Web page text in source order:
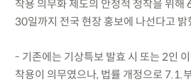
착용 의무화 제도의 안정적 정착을 위해
30일까지 전국 현장 홍보에 나선다고 밝
- 기존에는 기상특보 발효 시 또는 2인
착용이 의무였으나, 법률 개정으로 7.1.